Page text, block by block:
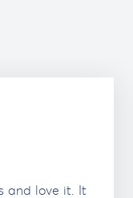
and love it. It